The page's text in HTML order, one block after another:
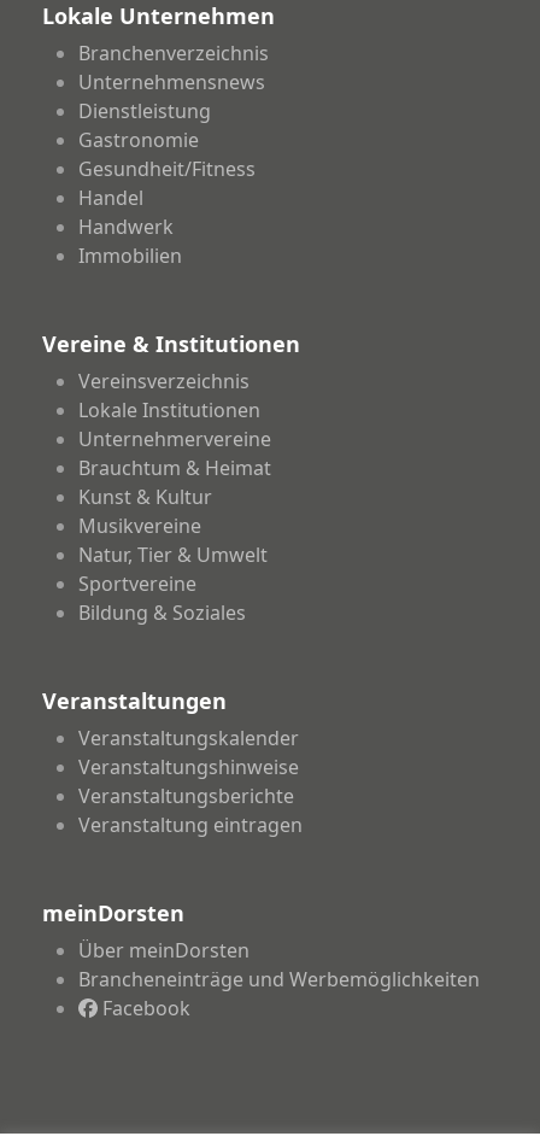
Lokale Unternehmen
Branchenverzeichnis
Unternehmensnews
Dienstleistung
Gastronomie
Gesundheit/Fitness
Handel
Handwerk
Immobilien
Vereine & Institutionen
Vereinsverzeichnis
Lokale Institutionen
Unternehmervereine
Brauchtum & Heimat
Kunst & Kultur
Musikvereine
Natur, Tier & Umwelt
Sportvereine
Bildung & Soziales
Veranstaltungen
Veranstaltungskalender
Veranstaltungshinweise
Veranstaltungsberichte
Veranstaltung eintragen
meinDorsten
Über meinDorsten
Brancheneinträge und Werbemöglichkeiten
Facebook